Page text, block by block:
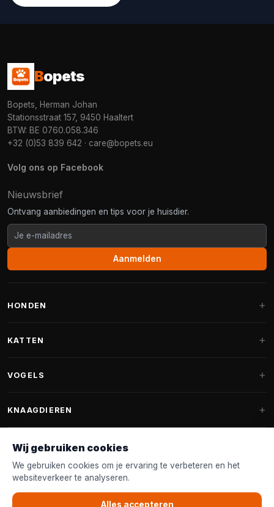
Bopets
Bopets, Herman Johan
Stationsstraat 157, 9450 Haaltert
BTW: BE 0760.058.346
+32 (0)53 839 642 · care@bopets.eu
Volg ons op Facebook
Nieuwsbrief
Ontvang aanbiedingen en tips voor je huisdier.
Aanmelden
HONDEN
Fantail hondenmanden
Hondenspeelgoed
Halsband & Lijn
Shampoo & Verzorging
KATTEN
Krabpalen voor Maine Coon
Kattenmanden
VOGELS
Vogelvoer binnenvogels
Voederhuisjes
Nestkastjes & Nesting
Tuinvogelvoer
KNAAGDIEREN
Knaagdierenvoer
Accessoires
KLANTENSERVICE
Wij gebruiken cookies
We gebruiken cookies om je ervaring te verbeteren en het
websiteverkeer te analyseren.
Alles accepteren